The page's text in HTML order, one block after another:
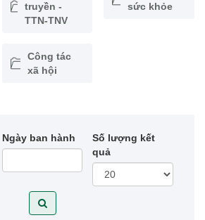
truyền -
TTN-TNV
sức khỏe
Công tác
xã hội
Ngày ban hành
Số lượng kết
quả